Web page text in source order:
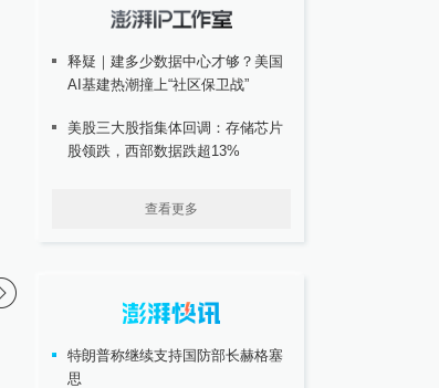
区揭牌一年多，有哪些新产品涌
海“政府开放月”首场活
释疑｜建多少数据中心才够？美国
AI基建热潮撞上“社区保卫战”
美股三大股指集体回调：存储芯片
股领跌，西部数据跌超13%
查看更多
特朗普称继续支持国防部长赫格塞
思